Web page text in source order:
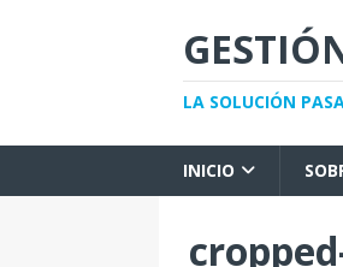
LA SOLUCIÓN
INICIO